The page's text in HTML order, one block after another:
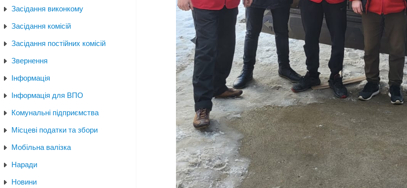
Засідання виконкому
Засідання комісій
Засідання постійних комісій
Звернення
Інформація
Інформація для ВПО
Комунальні підприємства
Місцеві податки та збори
Мобільна валізка
Наради
Новини